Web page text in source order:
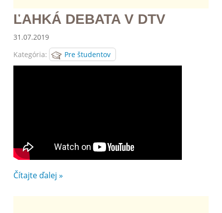
ĽAHKÁ DEBATA V DTV
31.07.2019
Kategória:
Pre študentov
Čítajte ďalej »